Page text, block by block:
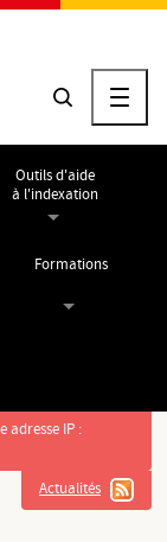
Outils d'aide
à l'indexation
Formations
adresse IP :
Actualités